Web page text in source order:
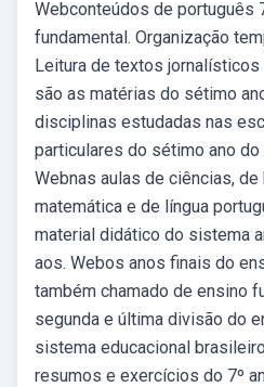
Webconteúdos de português
fundamental. Organização
Leitura de textos
são as matérias do sétimo
disciplinas estudadas nas
particulares do sétimo ano
Webnas aulas de ciências,
matemática e de língua
material didático do sistema
aos. Webos anos finais do
também chamado de ensino
segunda e última divisão do
sistema educacional
resumos e exercícios do 7º